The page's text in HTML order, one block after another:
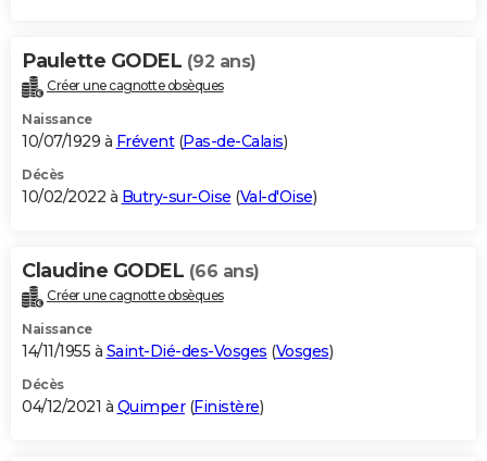
Paulette GODEL (92 ans)
Créer une cagnotte obsèques
Naissance
10/07/1929 à Frévent(Pas-de-Calais)
Décès
10/02/2022 à Butry-sur-Oise (Val-d'Oise)
Claudine GODEL (66 ans)
Créer une cagnotte obsèques
Naissance
14/11/1955 à Saint-Dié-des-Vosges (Vosges)
Décès
04/12/2021 à Quimper(Finistère)